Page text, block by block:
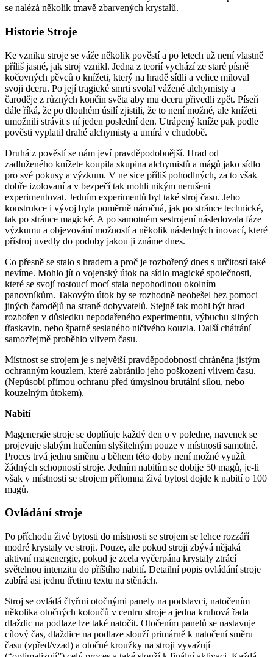
se nalézá několik tmavě zbarvených krystalů.
Historie Stroje
Ke vzniku stroje se váže několik pověstí a po letech už není vlastně
příliš jasné, jak stroj vznikl. Jedna z teorií vychází ze staré písně
kočovných pěvců o knížeti, který na hradě sídli a velice miloval
svoji dceru. Po její tragické smrti svolal vážené alchymisty a
čaroděje z různých končin světa aby mu dceru přivedli zpět. Píseň
dále říká, že po dlouhém úsilí zjistili, že to není možné, ale knížeti
umožnili strávit s ní jeden poslední den. Utrápený kníže pak podle
pověsti vyplatil drahé alchymisty a umírá v chudobě.
Druhá z pověstí se nám jeví pravděpodobnější. Hrad od
zadluženého knížete koupila skupina alchymistů a mágů jako sídlo
pro své pokusy a výzkum. V ne sice příliš pohodlných, za to však
dobře izolovaní a v bezpečí tak mohli nikým nerušeni
experimentovat. Jedním experimentů byl také stroj času. Jeho
konstrukce i vývoj byla poměrně náročná, jak po stránce technické,
tak po stránce magické. A po samotném sestrojení následovala fáze
výzkumu a objevování možností a několik následných inovací, které
přístroj uvedly do podoby jakou ji známe dnes.
Co přesně se stalo s hradem a proč je rozbořený dnes s určitostí také
nevíme. Mohlo jít o vojenský útok na sídlo magické společnosti,
které se svojí rostoucí mocí stala nepohodlnou okolním
panovníkům. Takovýto útok by se rozhodně neobešel bez pomoci
jiných čarodějů na straně dobyvatelů. Stejně tak mohl být hrad
rozbořen v důsledku nepodařeného experimentu, výbuchu silných
třaskavin, nebo špatně seslaného ničivého kouzla. Další chátrání
samozřejmě proběhlo vlivem času.
Místnost se strojem je s největší pravděpodobností chráněna jistým
ochranným kouzlem, které zabránilo jeho poškození vlivem času.
(Nepůsobí přímou ochranu před úmyslnou brutální silou, nebo
kouzelným útokem).
Nabití
Magenergie stroje se doplňuje každý den o v poledne, navenek se
projevuje slabým hučením slyšitelným pouze v místnosti samotné.
Proces trvá jednu směnu a během této doby není možné využít
žádných schopností stroje. Jedním nabitím se dobije 50 magů, je-li
však v místnosti se strojem přítomna živá bytost dojde k nabití o 100
magů.
Ovládání stroje
Po příchodu živé bytosti do místnosti se strojem se lehce rozzáří
modré krystaly ve stroji. Pouze, ale pokud stroji zbývá nějaká
aktivní magenergie, pokud je zcela vyčerpána krystaly ztrácí
světelnou intenzitu do příštího nabití. Detailní popis ovládání stroje
zabírá asi jednu třetinu textu na stěnách.
Stroj se ovládá čtyřmi otočnými panely na podstavci, natočením
několika otočných kotoučů v centru stroje a jedna kruhová řada
dlaždic na podlaze lze také natočit. Otočením panelů se nastavuje
cílový čas, dlaždice na podlaze slouží primárně k natočení směru
času (vpřed/vzad) a otočné kroužky na stroji vyvažují